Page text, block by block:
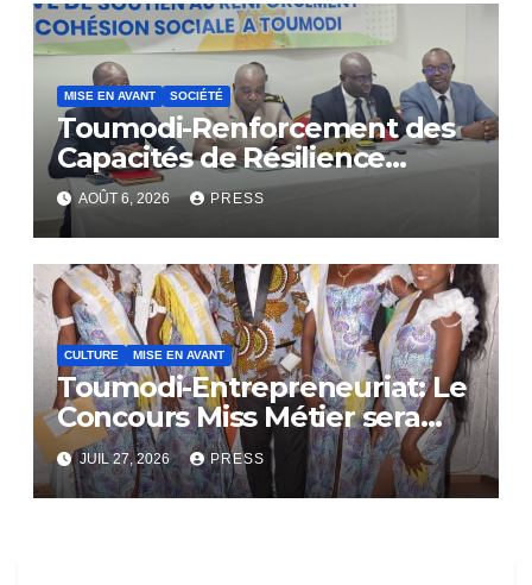
MISE EN AVANT SOCIÉTÉ
Toumodi-Renforcement des
Capacités de Résilience
Communautaire
AOÛT 6, 2026 PRESS
CULTURE MISE EN AVANT
Toumodi-Entrepreneuriat: Le
Concours Miss Métier sera
bientôt lance.
JUIL 27, 2026 PRESS